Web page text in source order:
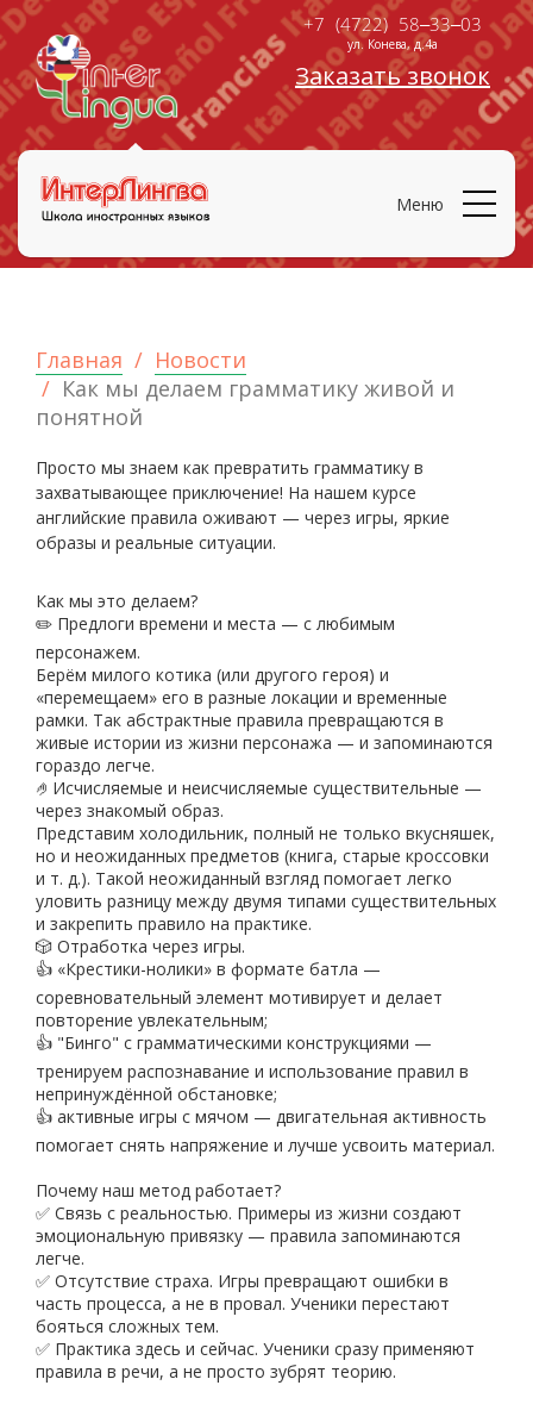
+7 (4722) 58‒33‒03
ул. Конева, д.4а
Заказать звонок
Меню
Главная
Новости
Как мы делаем грамматику живой и
понятной
Просто мы знаем как превратить грамматику в
захватывающее приключение! На нашем курсе
английские правила оживают — через игры, яркие
образы и реальные ситуации.
Как мы это делаем?
✏️ Предлоги времени и места — с любимым
персонажем.
Берём милого котика (или другого героя) и
«перемещаем» его в разные локации и временные
рамки. Так абстрактные правила превращаются в
живые истории из жизни персонажа — и запоминаются
гораздо легче.
🤌Исчисляемые и неисчисляемые существительные —
через знакомый образ.
Представим холодильник, полный не только вкусняшек,
но и неожиданных предметов (книга, старые кроссовки
и т. д.). Такой неожиданный взгляд помогает легко
уловить разницу между двумя типами существительных
и закрепить правило на практике.
🎲 Отработка через игры.
👍 «Крестики-нолики» в формате батла —
соревновательный элемент мотивирует и делает
повторение увлекательным;
👍 "Бинго" с грамматическими конструкциями —
тренируем распознавание и использование правил в
непринуждённой обстановке;
👍 активные игры с мячом — двигательная активность
помогает снять напряжение и лучше усвоить материал.
Почему наш метод работает?
✅ Связь с реальностью. Примеры из жизни создают
эмоциональную привязку — правила запоминаются
легче.
✅ Отсутствие страха. Игры превращают ошибки в
часть процесса, а не в провал. Ученики перестают
бояться сложных тем.
✅ Практика здесь и сейчас. Ученики сразу применяют
правила в речи, а не просто зубрят теорию.